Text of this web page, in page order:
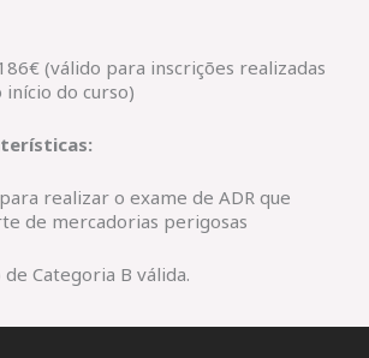
(válido para inscrições realizadas
início do curso)
realizar o exame de ADR que
de mercadorias perigosas
Categoria B válida.